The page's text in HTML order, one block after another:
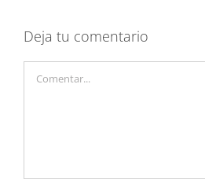
Deja tu comentario